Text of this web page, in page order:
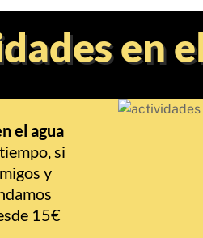
en
el agua
si
y
15€